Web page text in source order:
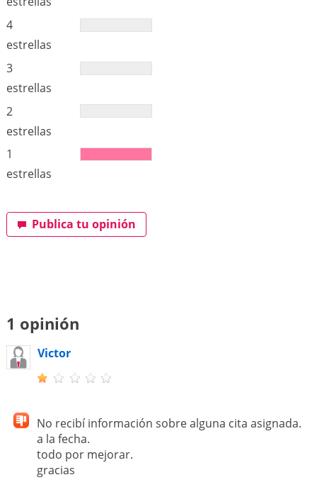
4
estrellas
3
estrellas
2
estrellas
1
estrellas
Publica tu opinión
1 opinión
Victor
No recibí información sobre alguna cita asignada.
a la fecha.
todo por mejorar.
gracias